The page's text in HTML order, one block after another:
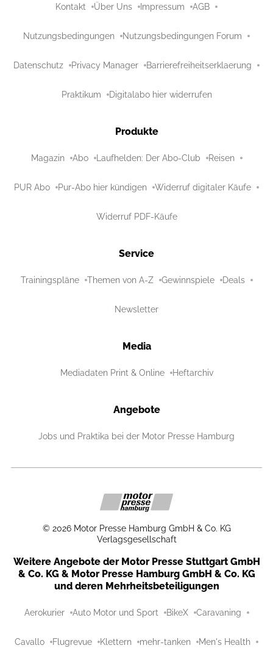
Kontakt Über Uns Impressum AGB
Nutzungsbedingungen Nutzungsbedingungen Forum
Datenschutz Privacy Manager Barrierefreiheitserklaerung
Praktikum Digitalabo hier widerrufen
Produkte
Magazin Abo Laufhelden: Der Abo-Club Reisen
PUR Abo Pur-Abo hier kündigen Widerruf digitaler Käufe
Widerruf PDF-Käufe
Service
Trainingspläne Themen von A-Z Gewinnspiele Deals
Newsletter
Media
Mediadaten Print & Online Heftarchiv
Angebote
Jobs und Praktika bei der Motor Presse Hamburg
© 2026 Motor Presse Hamburg GmbH & Co. KG
Verlagsgesellschaft
Weitere Angebote der Motor Presse Stuttgart GmbH
& Co. KG & Motor Presse Hamburg GmbH & Co. KG
und deren Mehrheitsbeteiligungen
Aerokurier Auto Motor und Sport BikeX Caravaning
Cavallo Flugrevue Klettern mehr-tanken Men's Health